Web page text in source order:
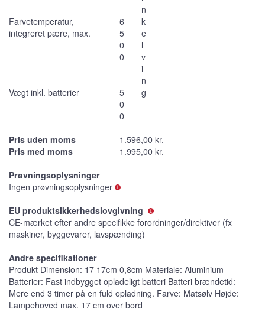
n
Farvetemperatur,
integreret pære, max.
6
5
0
0
k
e
l
v
i
n
Vægt inkl. batterier
5
0
0
g
Pris uden moms
1.596,00 kr.
Pris med moms
1.995,00 kr.
Prøvningsoplysninger
Ingen prøvningsoplysninger
EU produktsikkerhedslovgivning
CE-mærket efter andre specifikke forordninger/direktiver (fx
maskiner, byggevarer, lavspænding)
Andre specifikationer
Produkt Dimension: 17 17cm 0,8cm Materiale: Aluminium
Batterier: Fast indbygget opladeligt batteri Batteri brændetid:
Mere end 3 timer på en fuld opladning. Farve: Matsølv Højde:
Lampehoved max. 17 cm over bord